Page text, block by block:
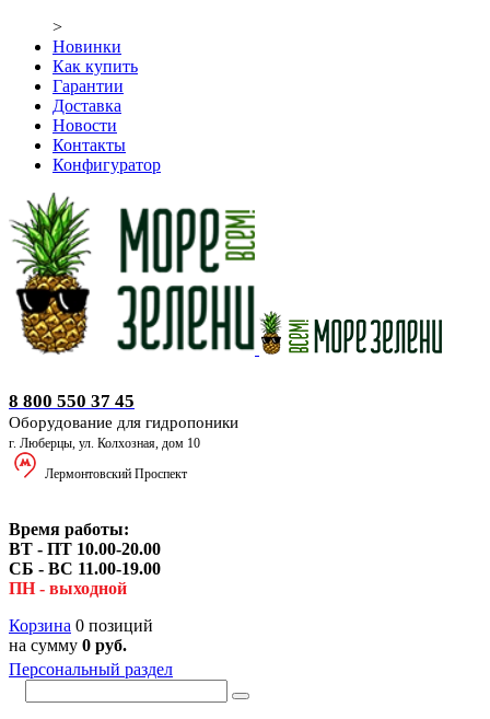
>
Новинки
Как купить
Гарантии
Доставка
Новости
Контакты
Конфигуратор
8 800 550 37 45
Оборудование для гидропоники
г. Люберцы, ул. Колхозная, дом 10
Лермонтовский Проспект
Время работы:
ВТ - ПТ 10.00-20.00
СБ - ВС 11.00-19.00
ПН - выходной
Корзина 0 позиций
на сумму 0 руб.
Персональный раздел